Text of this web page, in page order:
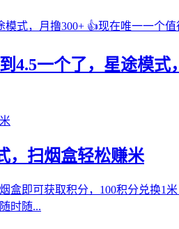
4.5一个了，星途模
，扫烟盒轻松赚米
盒即可获取积分，100积分兑换1
时随...